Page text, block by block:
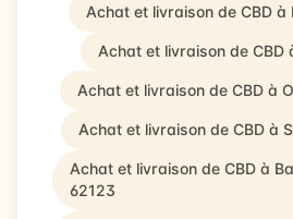
Achat et livraison de CBD à
Achat et livraison de CBD
Achat et livraison de CBD à
Achat et livraison de CBD à
Achat et livraison de CBD à
62123